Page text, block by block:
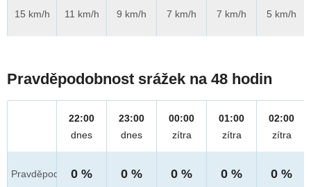
15 km/h
11 km/h
9 km/h
7 km/h
7 km/h
5 km/h
Pravděpodobnost srážek na 48 hodin
Pravděpod.
22:00
dnes
0 %
23:00
dnes
0 %
00:00
zítra
0 %
01:00
zítra
0 %
02:00
zítra
0 %